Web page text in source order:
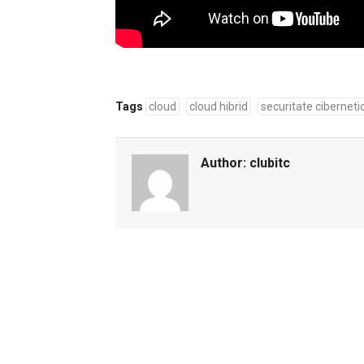
Tags cloud cloud hibrid securitate
Author: clubitc